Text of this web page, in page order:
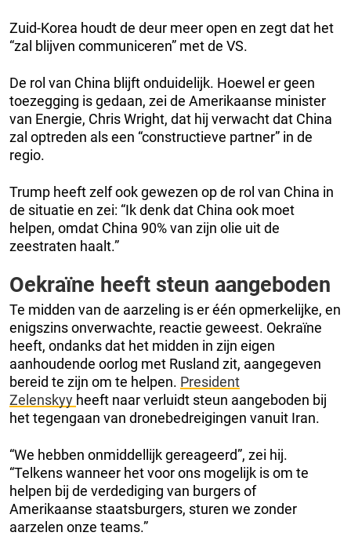
Zuid-Korea houdt de deur meer open en zegt dat het
“zal blijven communiceren” met de VS.
De rol van China blijft onduidelijk. Hoewel er geen
toezegging is gedaan, zei de Amerikaanse minister
van Energie, Chris Wright, dat hij verwacht dat China
zal optreden als een “constructieve partner” in de
regio.
Trump heeft zelf ook gewezen op de rol van China in
de situatie en zei: “Ik denk dat China ook moet
helpen, omdat China 90% van zijn olie uit de
zeestraten haalt.”
Oekraïne heeft steun aangeboden
Te midden van de aarzeling is er één opmerkelijke, en
enigszins onverwachte, reactie geweest. Oekraïne
heeft, ondanks dat het midden in zijn eigen
aanhoudende oorlog met Rusland zit, aangegeven
bereid te zijn om te helpen. President
Zelenskyy heeft naar verluidt steun aangeboden bij
het tegengaan van dronebedreigingen vanuit Iran.
“We hebben onmiddellijk gereageerd”, zei hij.
“Telkens wanneer het voor ons mogelijk is om te
helpen bij de verdediging van burgers of
Amerikaanse staatsburgers, sturen we zonder
aarzelen onze teams.”